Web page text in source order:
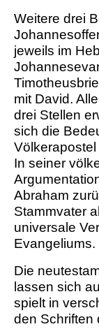
Weitere drei
jeweils im
mit David.
drei Stellen
sich die
In seiner
Abraham
Stammvater
universale
Evangeliums.
Die
lassen sich
spielt in
den Schriften